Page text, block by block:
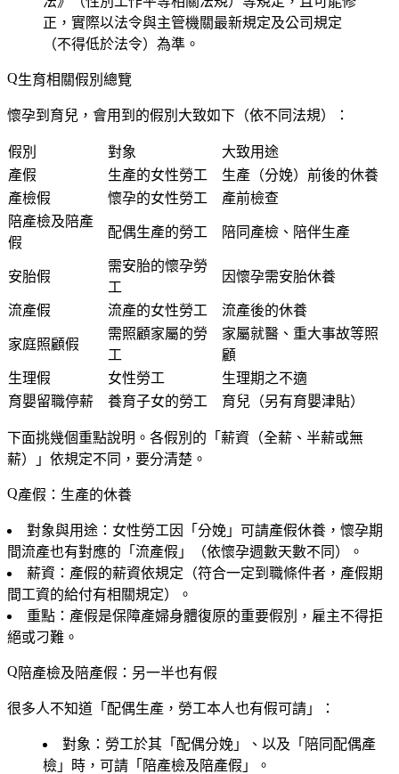
正，實際以法令與主管機關最新規定及公司規定
（不得低於法令）為準。
生育相關假別總覽
懷孕到育兒，會用到的假別大致如下（依不同法規）：
假別 對象
大致用途
產假
生產的女性勞工
生產（分娩）前後的休養
產檢假
懷孕的女性勞工
產前檢查
陪產檢及陪產
假
配偶生產的勞工 陪同產檢、陪伴生產
安胎假
需安胎的懷孕勞
工
因懷孕需安胎休養
流產假 流產的女性勞工 流產後的休養
家庭照顧假
需照顧家屬的勞
工
家屬就醫、重大事故等照
顧
生理假
女性勞工
生理期之不適
育嬰留職停薪
養育子女的勞工 育兒（另有育嬰津貼）
下面挑幾個重點說明。各假別的「薪資（全薪、半薪或無
薪）」依規定不同，要分清楚。
產假：生產的休養
對象與用途 ：女性勞工因「分娩」可請產假休養，懷孕期
間流產也有對應的「流產假」（依懷孕週數天數不同）。
薪資 ：產假的薪資依規定（符合一定到職條件者，產假期
間工資的給付有相關規定）。
重點 ：產假是保障產婦身體復原的重要假別，雇主不得拒
絕或刁難。
陪產檢及陪產假：另一半也有假
很多人不知道「配偶生產，勞工本人也有假可請」：
對象 ：勞工於其「配偶分娩」、以及「陪同配偶產
檢」時，可請「陪產檢及陪產假」。